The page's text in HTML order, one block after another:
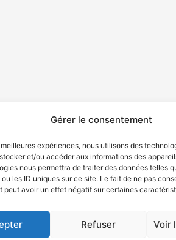
Gérer le consentement
expériences, nous utilisons des
et/ou accéder aux informations des
nous permettra de traiter des données telles
les ID uniques sur ce site. Le fait de ne pas
peut avoir un effet négatif sur certaines
Refuser Voir
de services Politique de confidentialité